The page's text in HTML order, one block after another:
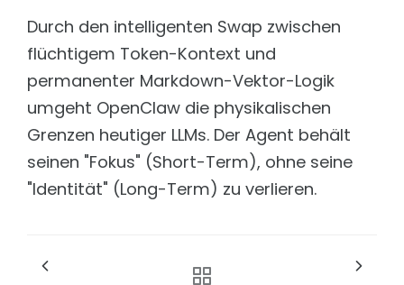
Durch den intelligenten Swap zwischen
flüchtigem Token-Kontext und
permanenter Markdown-Vektor-Logik
umgeht OpenClaw die physikalischen
Grenzen heutiger LLMs. Der Agent behält
seinen "Fokus" (Short-Term), ohne seine
"Identität" (Long-Term) zu verlieren.